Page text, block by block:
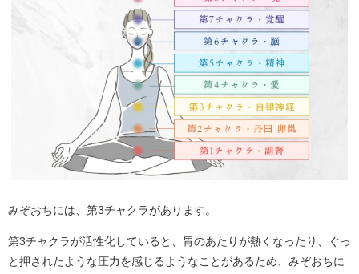
みぞおちには、第3チャクラがあります。
第3チャクラが活性化していると、胃のあたりが熱くなったり、ぐっ
と押されたような圧力を感じるようなことがあるため、みぞおちに